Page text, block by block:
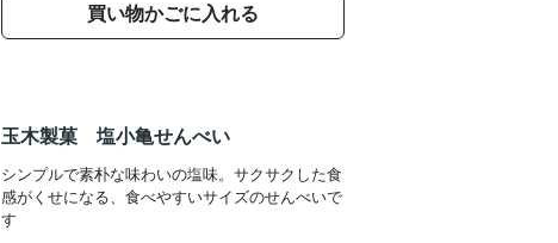
買い物かごに入れる
玉木製菓 塩小亀せんべい
シンプルで素朴な味わいの塩味。サクサクした食
感がくせになる、食べやすいサイズのせんべいで
す